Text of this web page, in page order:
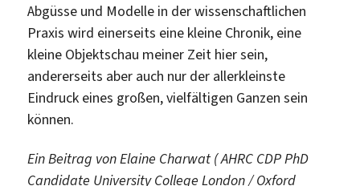
Abgüsse und Modelle in der wissenschaftlichen
Praxis wird einerseits eine kleine Chronik, eine
kleine Objektschau meiner Zeit hier sein,
andererseits aber auch nur der allerkleinste
Eindruck eines großen, vielfältigen Ganzen sein
können.
Ein Beitrag von Elaine Charwat ( AHRC CDP PhD
Candidate University College London / Oxford